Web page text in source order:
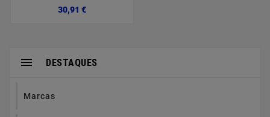
30,91 €Preço
DESTAQUES

Marcas